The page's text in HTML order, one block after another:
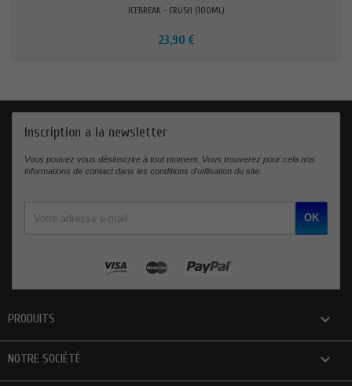
ICEBREAK - CRUSH (100ML)
23,90 €
Inscription a la newsletter
Vous pouvez vous désinscrire à tout moment. Vous trouverez pour cela nos
informations de contact dans les conditions d'utilisation du site.
PRODUITS 
NOTRE SOCIÉTÉ 